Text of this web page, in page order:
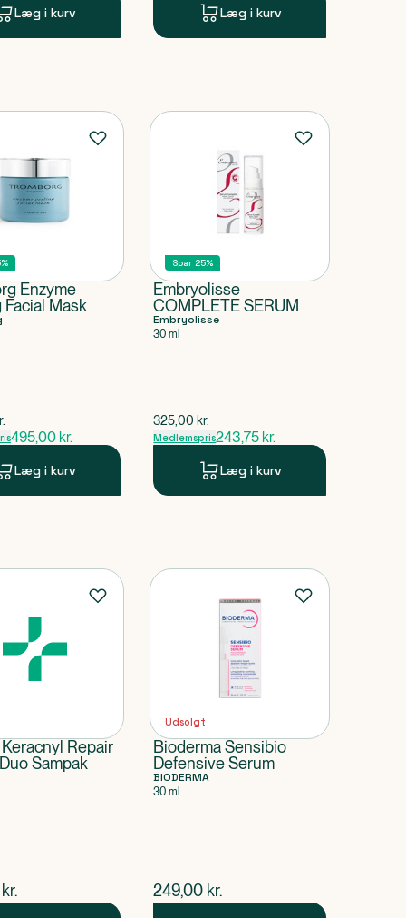
Læg i kurv Læg i kurv
Enzyme
Facial Mask
495,00 kr.
Læg i kurv
Spar 25%
Embryolisse
COMPLETE SERUM
Embryolisse
30 ml
$gammel pris
325,00 kr.
Medlemspris243,75 kr.
Læg i kurv
Repair
Sampak
pris
kr.
Udsolgt
Bioderma Sensibio
Defensive Serum
BIODERMA
30 ml
$nuværende pris
249,00 kr.